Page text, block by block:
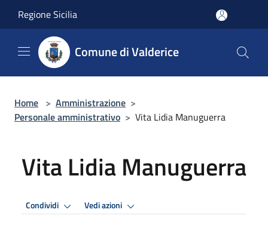
Regione Sicilia
Comune di Valderice
Home > Amministrazione >
Personale amministrativo > Vita Lidia Manuguerra
Vita Lidia Manuguerra
Condividi Vedi azioni